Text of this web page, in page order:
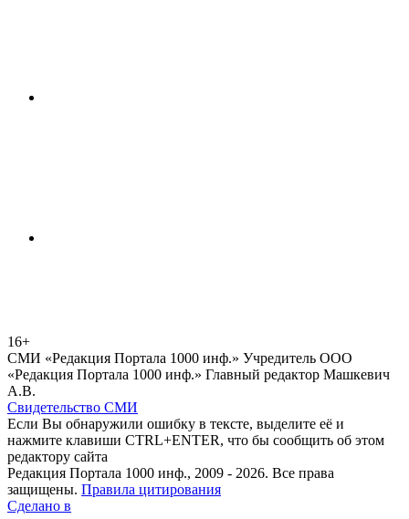
16+
СМИ «Редакция Портала 1000 инф.» Учредитель ООО
«Редакция Портала 1000 инф.» Главный редактор Машкевич
А.В.
Свидетельство СМИ
Если Вы обнаружили ошибку в тексте, выделите её и
нажмите клавиши CTRL+ENTER, что бы сообщить об этом
редактору сайта
Редакция Портала 1000 инф., 2009 - 2026. Все права
защищены. Правила цитирования
Сделано в